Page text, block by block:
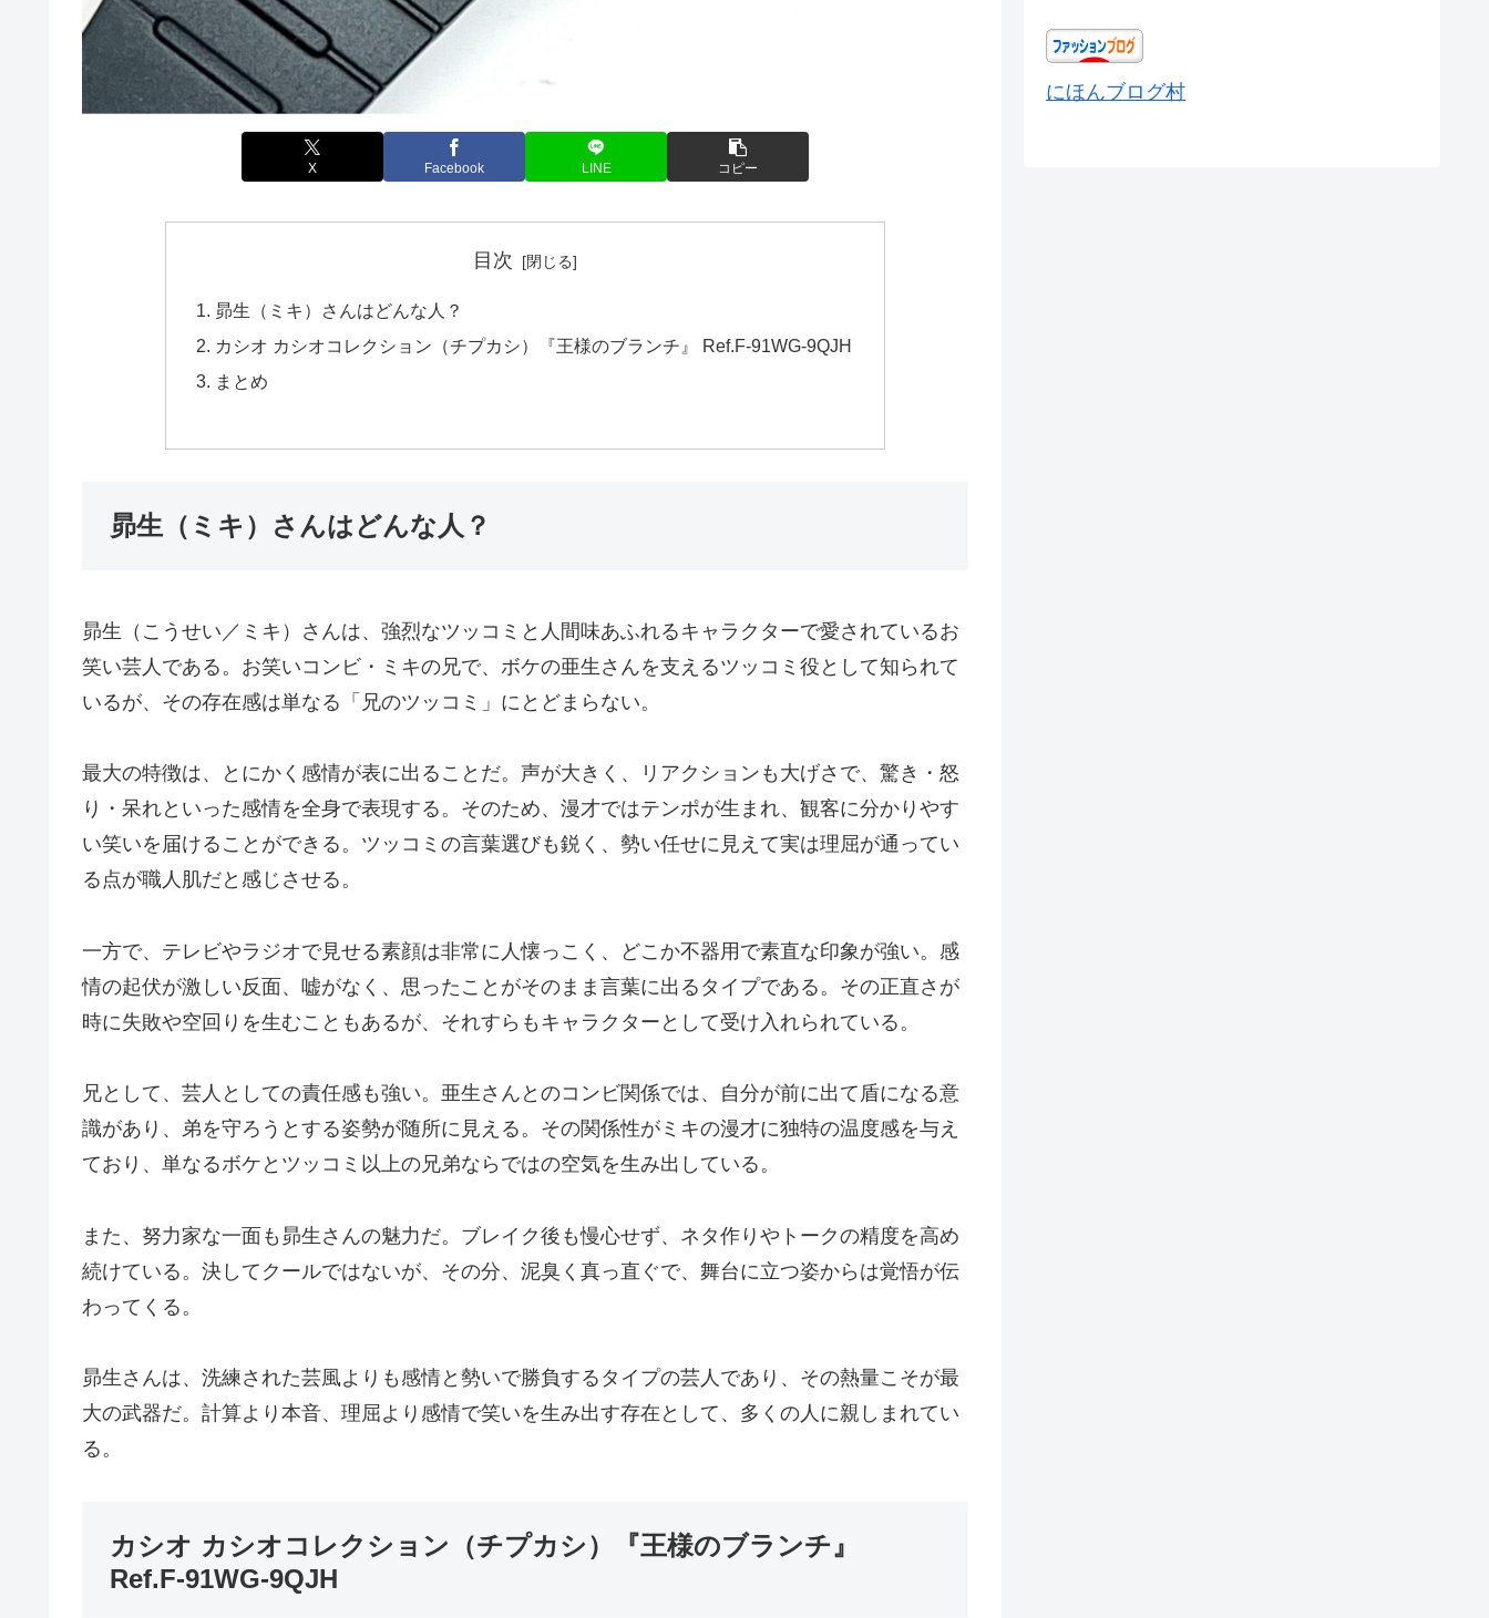
X Facebook LINE コピー
目次
昴生（ミキ）さんはどんな人？
カシオ カシオコレクション（チプカシ）『王様のブランチ』 Ref.F-91WG-9QJH
まとめ
昴生（ミキ）さんはどんな人？
昴生（こうせい／ミキ）さんは、強烈なツッコミと人間味あふれるキャラクターで愛されているお
笑い芸人である。お笑いコンビ・ミキの兄で、ボケの亜生さんを支えるツッコミ役として知られて
いるが、その存在感は単なる「兄のツッコミ」にとどまらない。
最大の特徴は、とにかく感情が表に出ることだ。声が大きく、リアクションも大げさで、驚き・怒
り・呆れといった感情を全身で表現する。そのため、漫才ではテンポが生まれ、観客に分かりやす
い笑いを届けることができる。ツッコミの言葉選びも鋭く、勢い任せに見えて実は理屈が通ってい
る点が職人肌だと感じさせる。
一方で、テレビやラジオで見せる素顔は非常に人懐っこく、どこか不器用で素直な印象が強い。感
情の起伏が激しい反面、嘘がなく、思ったことがそのまま言葉に出るタイプである。その正直さが
時に失敗や空回りを生むこともあるが、それすらもキャラクターとして受け入れられている。
兄として、芸人としての責任感も強い。亜生さんとのコンビ関係では、自分が前に出て盾になる意
識があり、弟を守ろうとする姿勢が随所に見える。その関係性がミキの漫才に独特の温度感を与え
ており、単なるボケとツッコミ以上の兄弟ならではの空気を生み出している。
また、努力家な一面も昴生さんの魅力だ。ブレイク後も慢心せず、ネタ作りやトークの精度を高め
続けている。決してクールではないが、その分、泥臭く真っ直ぐで、舞台に立つ姿からは覚悟が伝
わってくる。
昴生さんは、洗練された芸風よりも感情と勢いで勝負するタイプの芸人であり、その熱量こそが最
大の武器だ。計算より本音、理屈より感情で笑いを生み出す存在として、多くの人に親しまれてい
る。
カシオ カシオコレクション（チプカシ）『王様のブランチ』
Ref.F-91WG-9QJH
にほんブログ村